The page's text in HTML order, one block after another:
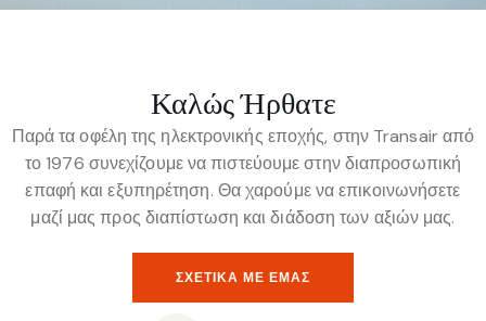
Καλώς Ήρθατε
Παρά τα οφέλη της ηλεκτρονικής εποχής, στην Transair από
το 1976 συνεχίζουμε να πιστεύουμε στην διαπροσωπική
επαφή και εξυπηρέτηση. Θα χαρούμε να επικοινωνήσετε
μαζί μας προς διαπίστωση και διάδοση των αξιών μας.
ΣΧΕΤΙΚΆ ΜΕ ΕΜΆΣ